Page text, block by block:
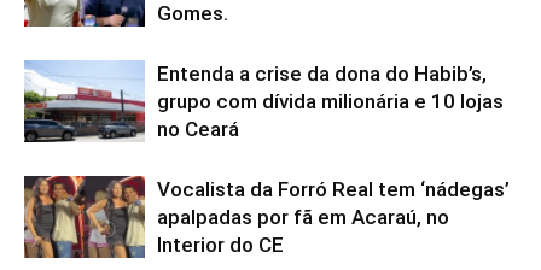
Gomes.
Entenda a crise da dona do Habib’s,
grupo com dívida milionária e 10 lojas
no Ceará
Vocalista da Forró Real tem ‘nádegas’
apalpadas por fã em Acaraú, no
Interior do CE